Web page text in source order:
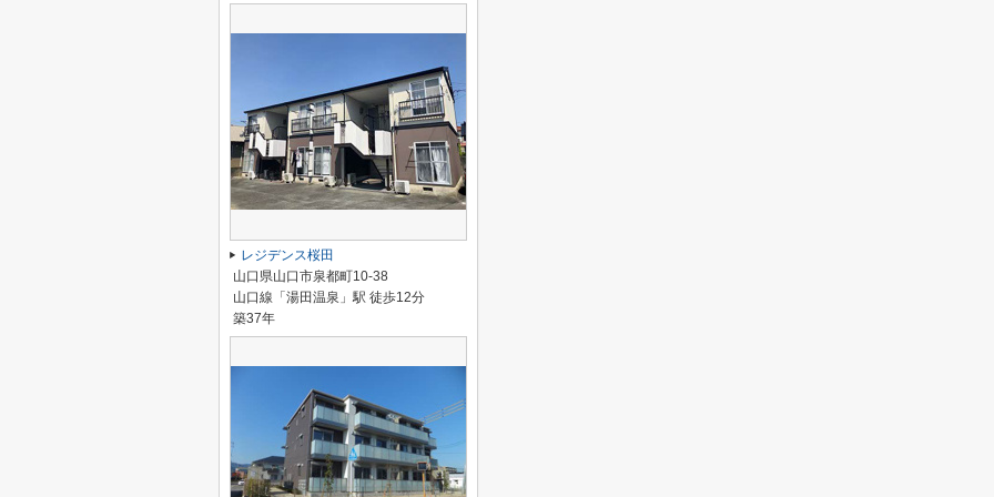
レジデンス桜田
山口県山口市泉都町10-38
山口線「湯田温泉」駅 徒歩12分
築37年